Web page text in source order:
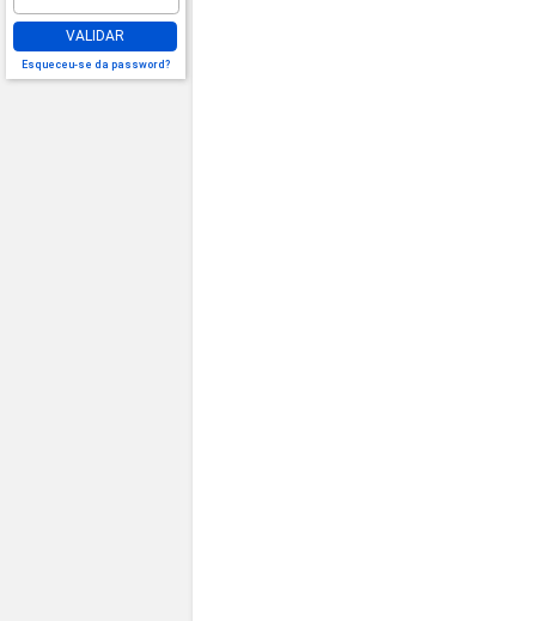
VALIDAR
Esqueceu-se da password?